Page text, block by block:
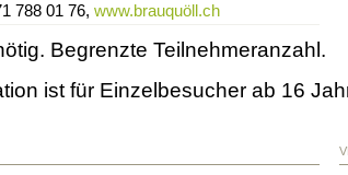
788 01 76, www.brauquöll.ch
Begrenzte Teilnehmeranzahl.
ist für Einzelbesucher ab 16